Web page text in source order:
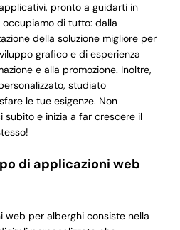
pronto a guidarti in
di tutto: dalla
della soluzione migliore per
grafico e di esperienza
e alla promozione. Inoltre,
studiato
le tue esigenze. Non
e inizia a far crescere il
di applicazioni web
web per alberghi consiste nella